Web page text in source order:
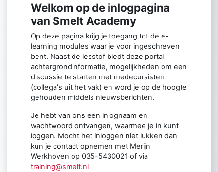
Welkom op de inlogpagina
van Smelt Academy
Op deze pagina krijg je toegang tot de e-
learning modules waar je voor ingeschreven
bent. Naast de lesstof biedt deze portal
achtergrondinformatie, mogelijkheden om een
discussie te starten met medecursisten
(collega's uit het vak) en word je op de hoogte
gehouden middels nieuwsberichten.
Je hebt van ons een inlognaam en
wachtwoord ontvangen, waarmee je in kunt
loggen. Mocht het inloggen niet lukken dan
kun je contact opnemen met Merijn
Werkhoven op 035-5430021 of via
training@smelt.nl